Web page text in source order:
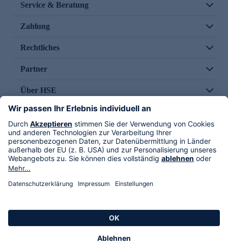
Service & Beratung
Zahlung
Rechtliches
Partner
Über HSE
Im TV
HSE International